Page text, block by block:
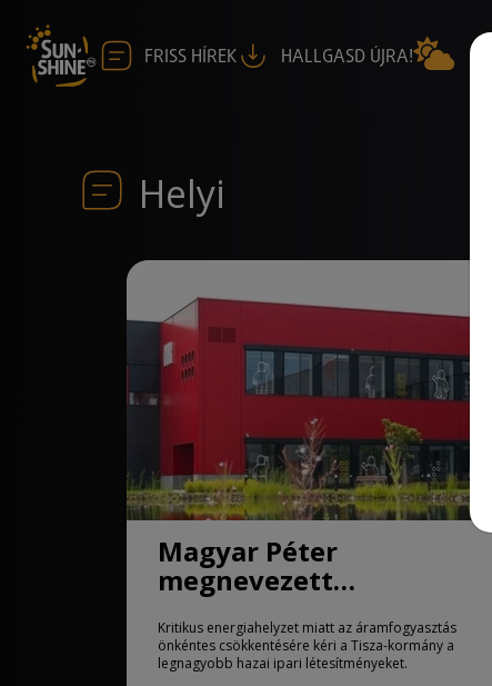
FRISS HÍREK HALLGASD ÚJRA!
Helyi
Magyar Péter
megnevezett
óriásgyárakat, aminek
korlátoznia kell a
termelését a kritikus
Kritikus energiahelyzet miatt az áramfogyasztás
önkéntes csökkentésére kéri a Tisza-kormány a
legnagyobb hazai ipari létesítményeket.